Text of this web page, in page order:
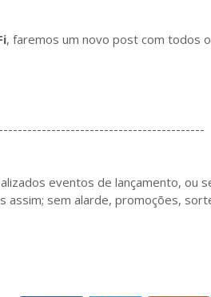
, faremos um novo post com todos
eventos de lançamento, ou
assim; sem alarde, promoções,